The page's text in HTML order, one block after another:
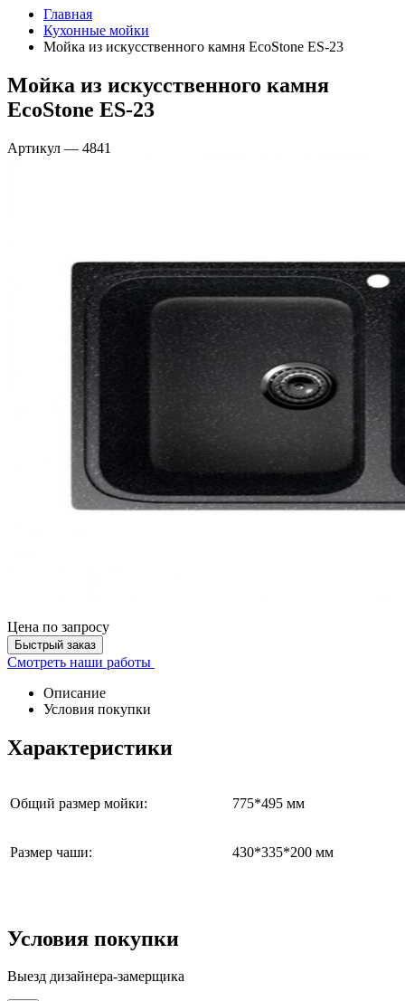
Главная
Кухонные мойки
Мойка из искусственного камня EcoStone ES-23
Мойка из искусственного камня
EcoStone ES-23
Артикул — 4841
Цена по запросу
Быстрый заказ
Смотреть наши работы
Описание
Условия покупки
Характеристики
Общий размер мойки: 775*495 мм
Размер чаши: 430*335*200 мм
Условия покупки
Выезд дизайнера-замерщика